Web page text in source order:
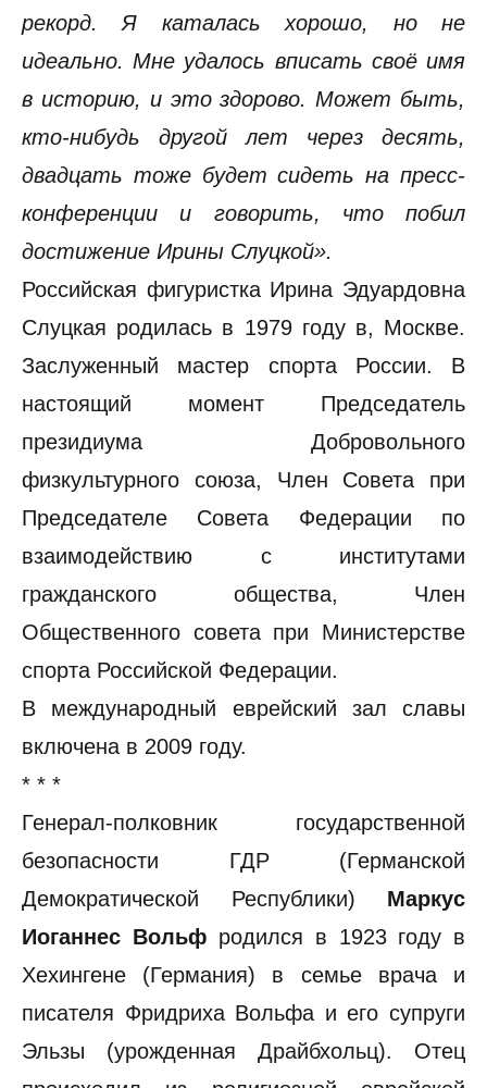
рекорд. Я каталась хорошо, но не
идеально. Мне удалось вписать своё имя
в историю, и это здорово. Может быть,
кто-нибудь другой лет через десять,
двадцать тоже будет сидеть на пресс-
конференции и говорить, что побил
достижение Ирины Слуцкой».
Российская фигуристка Ирина Эдуардовна
Слуцкая родилась в 1979 году в, Москве.
Заслуженный мастер спорта России. В
настоящий момент Председатель
президиума Добровольного
физкультурного союза, Член Совета при
Председателе Совета Федерации по
взаимодействию с институтами
гражданского общества, Член
Общественного совета при Министерстве
спорта Российской Федерации.
В международный еврейский зал славы
включена в 2009 году.
* * *
Генерал-полковник государственной
безопасности ГДР (Германской
Демократической Республики) Маркус
Иоганнес Вольф родился в 1923 году в
Хехингене (Германия) в семье врача и
писателя Фридриха Вольфа и его супруги
Эльзы (урожденная Драйбхольц). Отец